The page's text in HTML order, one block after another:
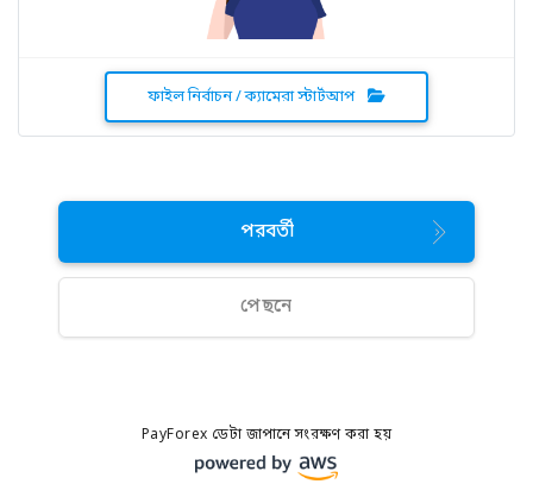
ফাইল নির্বাচন / ক্যামেরা স্টার্টআপ
পরবর্তী
পেছনে
PayForex ডেটা জাপানে সংরক্ষণ করা হয়